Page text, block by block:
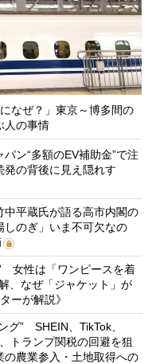
なぜ？」東京～博多間の
人の事情
ン“多額のEV補助金”で注
の背後に見え隠れす
中平蔵氏が語る高市内閣の
のぎ」いま不可欠なの
女性は「ワンピースを着
、なぜ「ジャケット」が
ーが解説》
グ” SHEIN、TikTok、
トランプ関税の回避を狙
農業参入・土地取得への